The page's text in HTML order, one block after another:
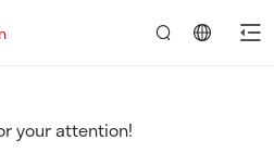
your attention!